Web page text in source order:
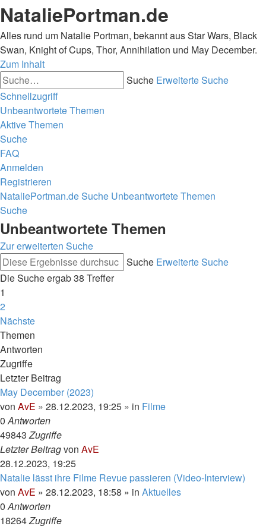
NataliePortman.de
Alles rund um Natalie Portman, bekannt aus Star Wars, Black
Swan, Knight of Cups, Thor, Annihilation und May December.
Zum Inhalt
Suche Erweiterte Suche
Schnellzugriff
Unbeantwortete Themen
Aktive Themen
Suche
FAQ
Anmelden
Registrieren
NataliePortman.deSuche Unbeantwortete Themen
Suche
Unbeantwortete Themen
Zur erweiterten Suche
Suche Erweiterte Suche
Die Suche ergab 38 Treffer
1
2
Nächste
Themen
Antworten
Zugriffe
Letzter Beitrag
May December (2023)
von AvE » 28.12.2023, 19:25 » in Filme
0Antworten
49843Zugriffe
Letzter Beitragvon AvE
28.12.2023, 19:25
Natalie lässt ihre Filme Revue passieren (Video-Interview)
von AvE » 28.12.2023, 18:58 » in Aktuelles
0Antworten
18264Zugriffe